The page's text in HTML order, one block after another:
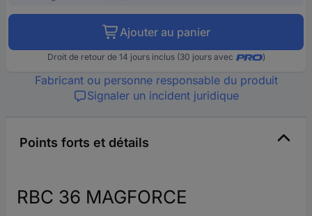
Ajouter au panier
Droit de retour de 14 jours inclus (30 jours avec )
Fabricant ou personne responsable du produit
Signaler un incident juridique
Points forts et détails
RBC 36 MAGFORCE